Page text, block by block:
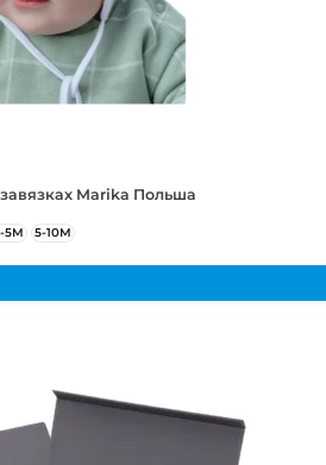
Marika Польша
5М 5-10М